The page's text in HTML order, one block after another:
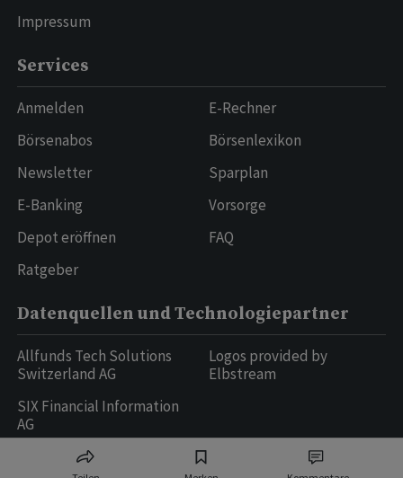
Impressum
Services
Anmelden
Börsenabos
Newsletter
E-Banking
Depot eröffnen
Ratgeber
E-Rechner
Börsenlexikon
Sparplan
Vorsorge
FAQ
Datenquellen und Technologiepartner
Allfunds Tech Solutions
Switzerland AG
SIX Financial Information
AG
Logos provided by
Elbstream